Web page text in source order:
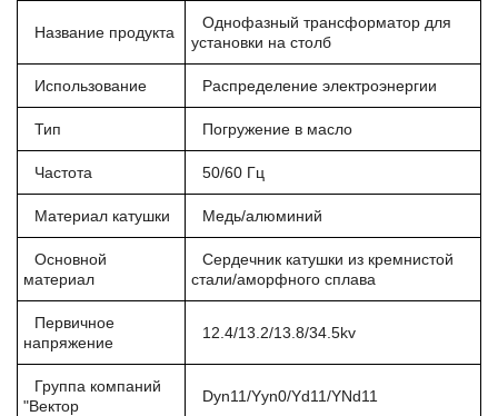
Название продукта
Однофазный трансформатор для
установки на столб
Использование Распределение электроэнергии
Тип Погружение в масло
Частота 50/60 Гц
Материал катушки Медь/алюминий
Основной
материал
Сердечник катушки из кремнистой
стали/аморфного сплава
Первичное
напряжение
12.4/13.2/13.8/34.5kv
Группа компаний
"Вектор
Dyn11/Yyn0/Yd11/YNd11